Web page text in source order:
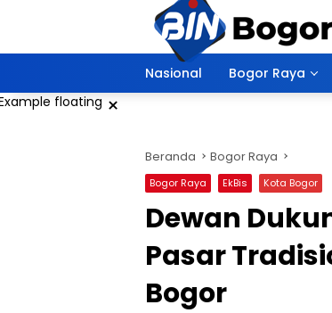
Nasional Bogor Raya
×
Beranda Bogor Raya
Bogor Raya EkBis Kota Bogor
Dewan
Pasar
Bogor